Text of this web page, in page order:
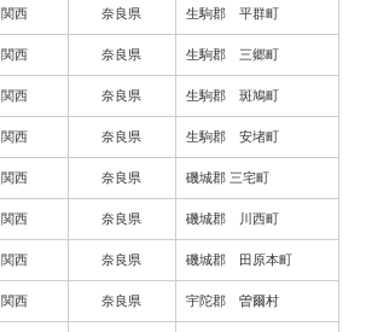
関西 奈良県 生駒郡 平群町
関西 奈良県 生駒郡 三郷町
関西 奈良県 生駒郡 斑鳩町
関西 奈良県 生駒郡 安堵町
関西 奈良県 磯城郡 三宅町
関西 奈良県 磯城郡 川西町
関西 奈良県 磯城郡 田原本町
関西 奈良県 宇陀郡 曽爾村